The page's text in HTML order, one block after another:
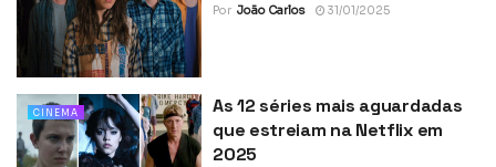
Por João Carlos 31/01/2025
CINEMA
As 12 séries mais aguardadas
que estreiam na Netflix em
2025